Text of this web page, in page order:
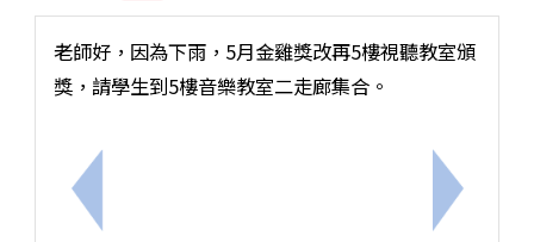
上一筆：轉知國教署辦理「115年促進家長社會情緒
老師好，因為下雨，5月金雞獎改再5樓視聽教室頒
獎，請學生到5樓音樂教室二走廊集合。
下一筆：